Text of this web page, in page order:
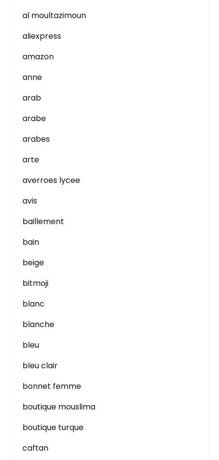
al moultazimoun
aliexpress
amazon
anne
arab
arabe
arabes
arte
averroes lycee
avis
baillement
bain
beige
bitmoji
blanc
blanche
bleu
bleu clair
bonnet femme
boutique mouslima
boutique turque
caftan